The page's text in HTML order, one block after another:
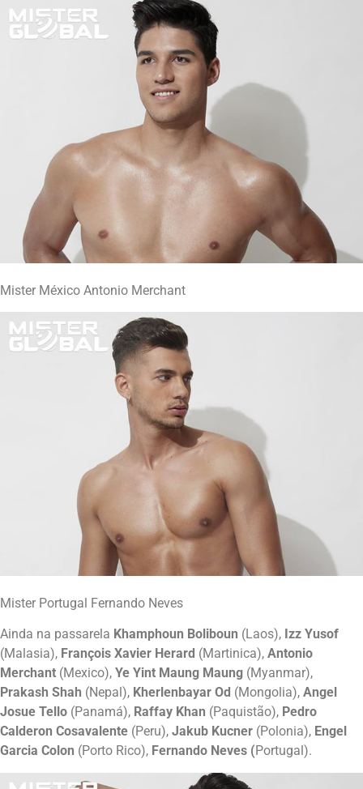
Mister México Antonio Merchant
Mister Portugal Fernando Neves
Ainda na passarela Khamphoun Boliboun (Laos), Izz Yusof
(Malasia), François Xavier Herard (Martinica), Antonio
Merchant (Mexico), Ye Yint Maung Maung (Myanmar),
Prakash Shah (Nepal), Kherlenbayar Od (Mongolia), Angel
Josue Tello (Panamá), Raffay Khan (Paquistão), Pedro
Calderon Cosavalente (Peru), Jakub Kucner (Polonia), Engel
Garcia Colon (Porto Rico), Fernando Neves ( Portugal).